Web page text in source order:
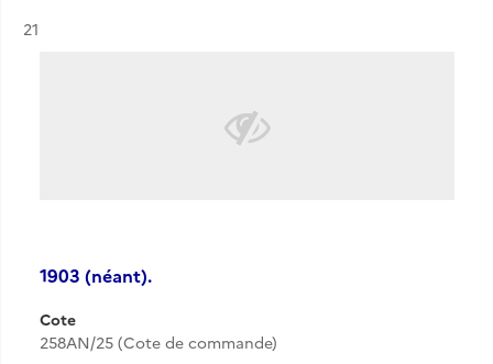
Résultat n°
21
1903 (néant).
Cote
258AN/25 (Cote de commande)